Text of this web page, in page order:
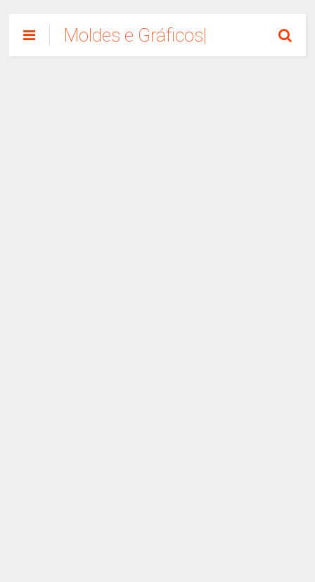
Moldes e Gráficos|
Como Fazer